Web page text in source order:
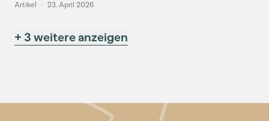
Artikel · 23. April 2026
+ 3 weitere anzeigen